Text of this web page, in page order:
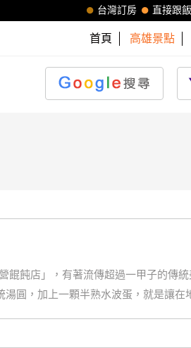
直接跟
台灣訂房
首頁 高雄景點
飩店」，有著流傳超過一甲子的傳
圓，加上一顆半熟水波蛋，就是讓